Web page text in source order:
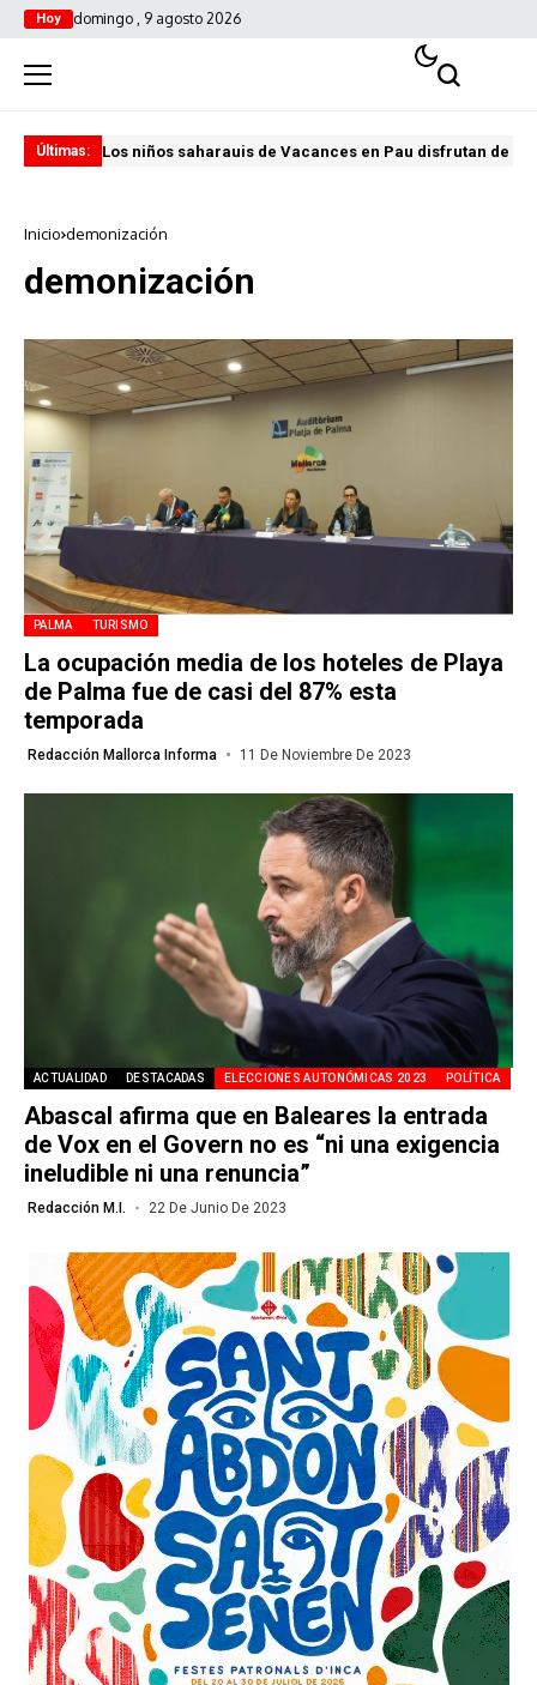
Hoy domingo , 9 agosto 2026
Últimas: Los niños saharauis de Vacances en Pau disfrutan de
Inicio demonización
demonización
PALMA TURISMO
La ocupación media de los hoteles de Playa
de Palma fue de casi del 87% esta
temporada
Redacción Mallorca Informa 11 De Noviembre De 2023
ACTUALIDAD DESTACADAS ELECCIONES AUTONÓMICAS 2023 POLÍTICA
Abascal afirma que en Baleares la entrada
de Vox en el Govern no es “ni una exigencia
ineludible ni una renuncia”
Redacción M.I. 22 De Junio De 2023